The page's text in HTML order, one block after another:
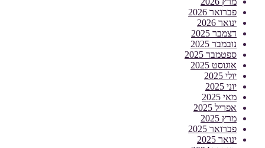
פברואר 2026
ינואר 2026
דצמבר 2025
נובמבר 2025
ספטמבר 2025
אוגוסט 2025
יולי 2025
יוני 2025
מאי 2025
אפריל 2025
מרץ 2025
פברואר 2025
ינואר 2025